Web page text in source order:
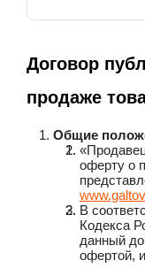
Договор
продаже
Общие
оферту о
В
Кодекса
данный
офертой,